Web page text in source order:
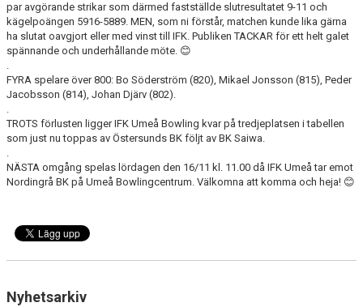
par avgörande strikar som därmed fastställde slutresultatet 9-11 och
kägelpoängen 5916-5889. MEN, som ni förstår, matchen kunde lika gärna
ha slutat oavgjort eller med vinst till IFK. Publiken TACKAR för ett helt galet
spännande och underhållande möte. 😊
.
FYRA spelare över 800: Bo Söderström (820), Mikael Jonsson (815), Peder
Jacobsson (814), Johan Djärv (802).
.
TROTS förlusten ligger IFK Umeå Bowling kvar på tredjeplatsen i tabellen
som just nu toppas av Östersunds BK följt av BK Saiwa.
.
NÄSTA omgång spelas lördagen den 16/11 kl. 11.00 då IFK Umeå tar emot
Nordingrå BK på Umeå Bowlingcentrum. Välkomna att komma och heja! 😊
Nyhetsarkiv